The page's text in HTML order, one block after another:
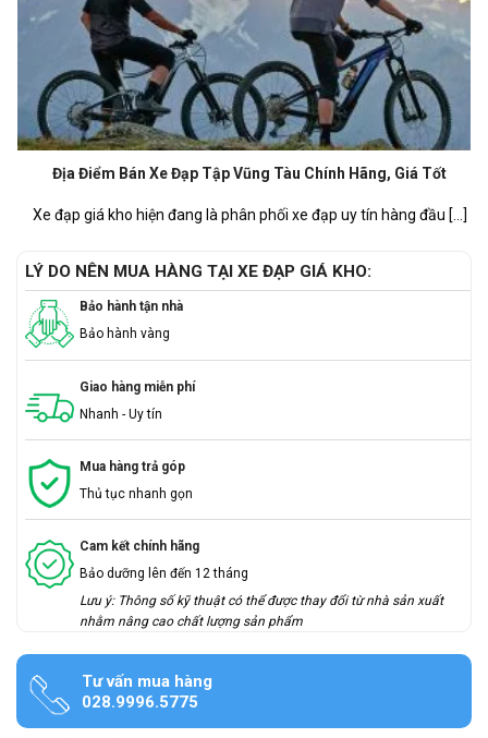
Địa Điểm Bán Xe Đạp Tập Vũng Tàu Chính Hãng, Giá Tốt
Xe đạp giá kho hiện đang là phân phối xe đạp uy tín hàng đầu [...]
LÝ DO NÊN MUA HÀNG TẠI XE ĐẠP GIÁ KHO:
Bảo hành tận nhà
Bảo hành vàng
Giao hàng miễn phí
Nhanh - Uy tín
Mua hàng trả góp
Thủ tục nhanh gọn
Cam kết chính hãng
Bảo dưỡng lên đến 12 tháng
Lưu ý: Thông số kỹ thuật có thể được thay đổi từ nhà sản xuất
nhằm nâng cao chất lượng sản phẩm
Tư vấn mua hàng
028.9996.5775